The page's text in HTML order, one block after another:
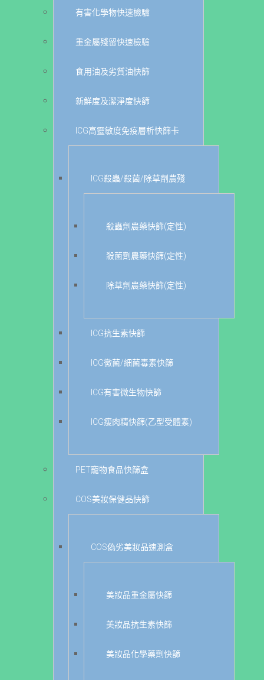
有害化學物快速檢驗
重金屬殘留快速檢驗
食用油及劣質油快篩
新鮮度及潔淨度快篩
ICG高靈敏度免疫層析快篩卡
ICG殺蟲/殺菌/除草劑農殘
殺蟲劑農藥快篩(定性)
殺菌劑農藥快篩(定性)
除草劑農藥快篩(定性)
ICG抗生素快篩
ICG黴菌/細菌毒素快篩
ICG有害微生物快篩
ICG瘦肉精快篩(乙型受體素)
PET寵物食品快篩盒
COS美妝保健品快篩
COS偽劣美妝品速測盒
美妝品重金屬快篩
美妝品抗生素快篩
美妝品化學藥劑快篩